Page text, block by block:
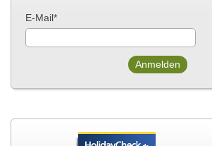
E-Mail*
Anmelden